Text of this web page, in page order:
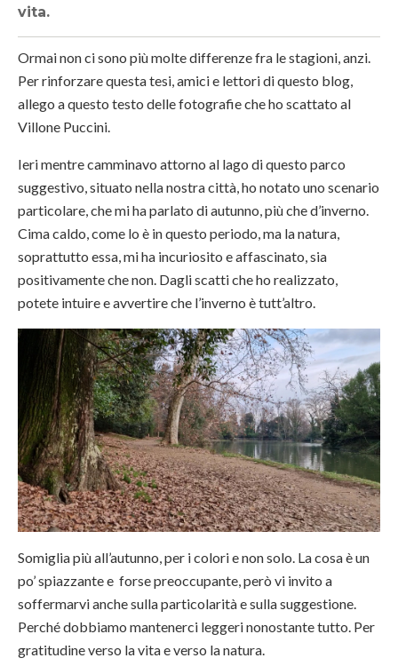
vita.
Ormai non ci sono più molte differenze fra le stagioni, anzi.
Per rinforzare questa tesi, amici e lettori di questo blog,
allego a questo testo delle fotografie che ho scattato al
Villone Puccini.
Ieri mentre camminavo attorno al lago di questo parco
suggestivo, situato nella nostra città, ho notato uno scenario
particolare, che mi ha parlato di autunno, più che d’inverno.
Cima caldo, come lo è in questo periodo, ma la natura,
soprattutto essa, mi ha incuriosito e affascinato, sia
positivamente che non. Dagli scatti che ho realizzato,
potete intuire e avvertire che l’inverno è tutt’altro.
Somiglia più all’autunno, per i colori e non solo. La cosa è un
po’ spiazzante e forse preoccupante, però vi invito a
soffermarvi anche sulla particolarità e sulla suggestione.
Perché dobbiamo mantenerci leggeri nonostante tutto. Per
gratitudine verso la vita e verso la natura.